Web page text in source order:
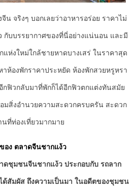
น จริงๆ บอกเลยว่าอาหารอร่อย ราคาไม่
กับบรรยากาศของที่นี่อย่างแน่นอน และมี
แห่งใหม่ใกล้ชายหาดบางเสร่ ในราคาสุด
าห้องพักราคาประหยัด ห้องพักสวยหรูหรา
กฟิวกลับมาที่พักก็ได้อีกฟิวตกแต่งทันสมัย
มสิ่งอำนวยความสะดวกครบครัน สะดวก
ที่ท่องเที่ยวมากมาย
อง ตลาดจีนชากแง้ว
ดชุมชนจีนชากแง้ว ประกอบกับ รถลาก
สัมผัส ถึงความเป็นมา ในอดีตของชุมชน